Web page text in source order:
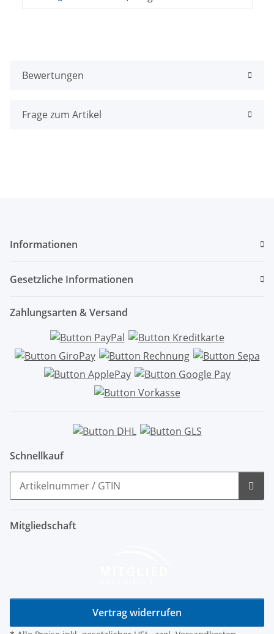
Bewertungen
Frage zum Artikel
Informationen
Gesetzliche Informationen
Zahlungsarten & Versand
Schnellkauf
Mitgliedschaft
Vertrag widerrufen